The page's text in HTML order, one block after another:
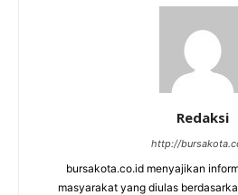
Redaksi
http://
bursakota.co.id menyajikan
masyarakat yang diulas